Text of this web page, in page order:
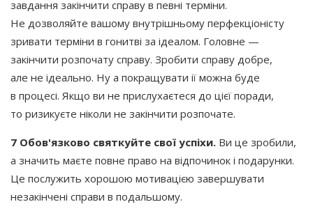
завдання закінчити справу в певні терміни.
Не дозволяйте вашому внутрішньому перфекціоністу
зривати терміни в гонитві за ідеалом. Головне —
закінчити розпочату справу. Зробити справу добре,
але не ідеально. Ну а покращувати ії можна буде
в процесі. Якщо ви не прислухаєтеся до цієї поради,
то ризикуєте ніколи не закінчити розпочате.
7 Обов'язково святкуйте свої успіхи. Ви це зробили,
а значить маєте повне право на відпочинок і подарунки.
Це послужить хорошою мотивацією завершувати
незакінчені справи в подальшому.